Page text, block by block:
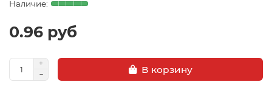
0.96 руб
В корзину